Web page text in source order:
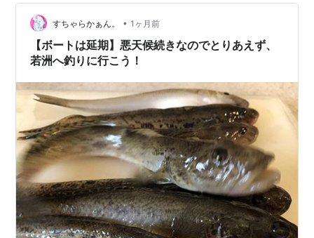
ふわふわで上品で最高ですな ♪ ⚽ まさかまさか！ オラン
ダとドイツも敗退。日本と戦ったオランダは応援してた
んだけど、残念。 決勝はフランスvsアルゼンチンと予想
するけど、日本を破ったブラ…
すちゃらかぁん。 • 1ヶ月前
【ボートは延期】悪天候続きなのでとりあえず、
若洲へ釣りに行こう！